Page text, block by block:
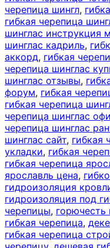
черепица шингл,
гибкая черепица
шинглас инструкция
шинглас кадриль,
аккорд, гибкая
черепица шинглас
шинглас отзывы,
форум, гибкая
гибкая черепица
черепица шинглас
черепица шинглас
шинглас сайт, гибкая
укладки, гибкая
гибкая черепица
ярославль цена,
гидроизоляция
гидроизоляция под
черепицы, горючесть
гибкая черепица,
гибкая черепица